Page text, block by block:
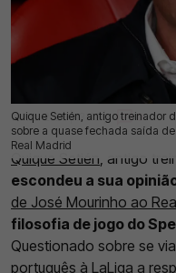
Quique Setién, antigo treinador
sobre a quase fechada saída
Real Madrid
19 Mai 2026 | 13:43 | 0
Quique Setién, antigo
escondeu a sua
de José Mourinho ao
filosofia de jogo do
Questionado sobre se
português à LaLiga a